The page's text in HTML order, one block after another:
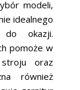
modeli,
idealnego
do okazji.
pomoże w
oraz
również